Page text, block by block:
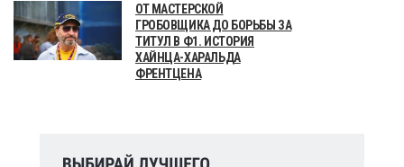
ОТ МАСТЕРСКОЙ
ГРОБОВЩИКА ДО БОРЬБЫ ЗА
ТИТУЛ В Ф1. ИСТОРИЯ
ХАЙНЦА-ХАРАЛЬДА
ФРЕНТЦЕНА